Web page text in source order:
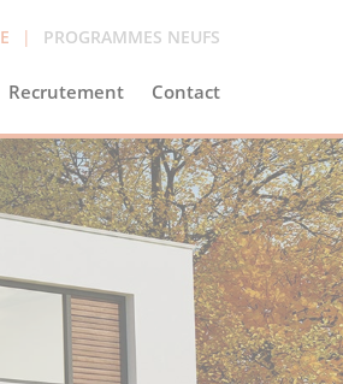
| PROGRAMMES NEUFS
Recrutement Contact